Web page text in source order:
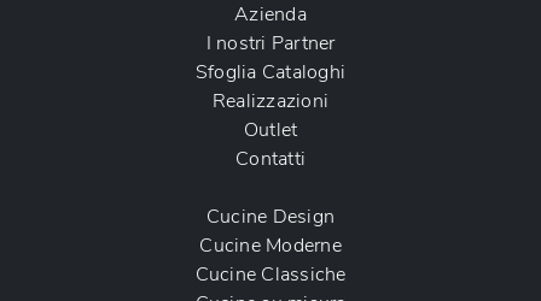
Azienda
I nostri Partner
Sfoglia Cataloghi
Realizzazioni
Outlet
Contatti
Cucine Design
Cucine Moderne
Cucine Classiche